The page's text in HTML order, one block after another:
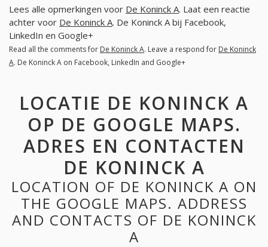
Lees alle opmerkingen voor De Koninck A. Laat een reactie
achter voor De Koninck A. De Koninck A bij Facebook,
LinkedIn en Google+
Read all the comments for De Koninck A. Leave a respond for De Koninck
A. De Koninck A on Facebook, LinkedIn and Google+
LOCATIE DE KONINCK A
OP DE GOOGLE MAPS.
ADRES EN CONTACTEN
DE KONINCK A
LOCATION OF DE KONINCK A ON
THE GOOGLE MAPS. ADDRESS
AND CONTACTS OF DE KONINCK
A